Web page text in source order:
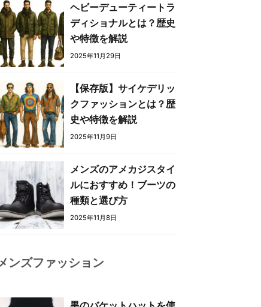
ヘビーデューティートラ
ディショナルとは？歴史
や特徴を解説
2025年11月29日
【保存版】サイケデリッ
クファッションとは？歴
史や特徴を解説
2025年11月9日
メンズのアメカジスタイ
ルにおすすめ！ブーツの
種類と選び方
2025年11月8日
ンズファッション